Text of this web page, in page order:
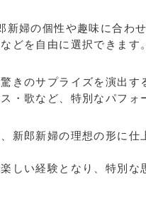
新婦の個性や趣味に合わ
どを自由に選択できます。
きのサプライズを演出す
・歌など、特別なパフォ
新郎新婦の理想の形に
しい経験となり、特別な